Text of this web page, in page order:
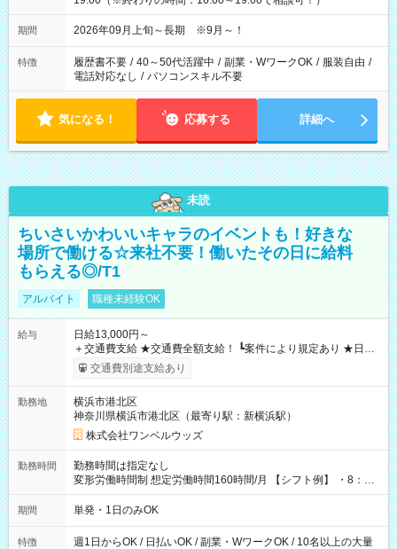
期間 2026年09月上旬～長期 ※9月～！
特徴 履歴書不要 / 40～50代活躍中 / 副業・WワークOK / 服装自由 /
電話対応なし / パソコンスキル不要
気になる！ 応募する 詳細へ
未読
ちいさいかわいいキャラのイベントも！好きな
場所で働ける☆来社不要！働いたその日に給料
もらえる◎/T1
アルバイト 職種未経験OK
給与
日給13,000円～
＋交通費支給 ★交通費全額支給！ ┗案件により規定あり ★日払
いOK！（規定あり） ┗働いたその日に現金GET♪ お仕事後はコ
ンビニATMから 日払い分を引き落とせます！ 【試用期間】試
交通費別途支給あり
勤務地
横浜市港北区
神奈川県横浜市港北区（最寄り駅：新横浜駅）
株式会社ワンベルウッズ
勤務時間
勤務時間は指定なし
変形労働時間制 想定労働時間160時間/月 【シフト例】 ・8：00
～21：00
期間 単発・1日のみOK
特徴
週1日からOK / 日払いOK / 副業・WワークOK / 10名以上の大量